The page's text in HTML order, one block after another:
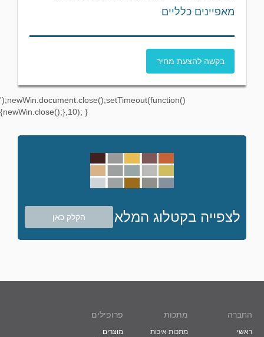
מאפיינים כלליים
בקשה להצעת מחיר
');newWin.document.close();setTimeout(function()
{newWin.close();},10); }
לצפייה בקטלוג המלא הקלק כאן
החברה
ראשי
מתכות
מתכות איכות
פרופילים
מוצרים